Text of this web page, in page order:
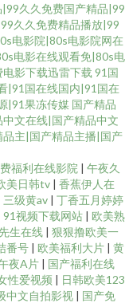
久久免费国产精品|99
久久免费精品播放|99
电影院|80s电影院网在
电影在线观看免|80s电
影下载迅雷下载 91国
|91国在线国内|91国在
|91果冻传媒 国产精品
文在线|国产精品中文
主|国产精品主播|国产
福利在线影院 | 午夜久
美日韩tv | 香蕉伊人在
三级黄av | 丁香五月婷婷
91视频下载网站 | 欧美熟
生在线 | 狠狠撸欧美一
番号 | 欧美福利大片 | 黄
夜A片 | 国产福利在线
性爱视频 | 日韩欧美123
中文自拍影视 | 国产免